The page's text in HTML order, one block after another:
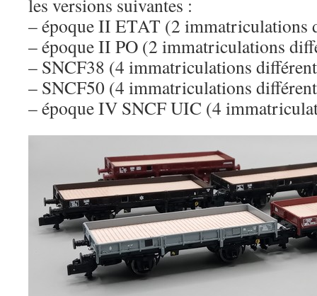
les versions suivantes :
– époque II ETAT (2 immatriculations
– époque II PO (2 immatriculations
– SNCF38 (4 immatriculations
– SNCF50 (4 immatriculations
– époque IV SNCF UIC (4